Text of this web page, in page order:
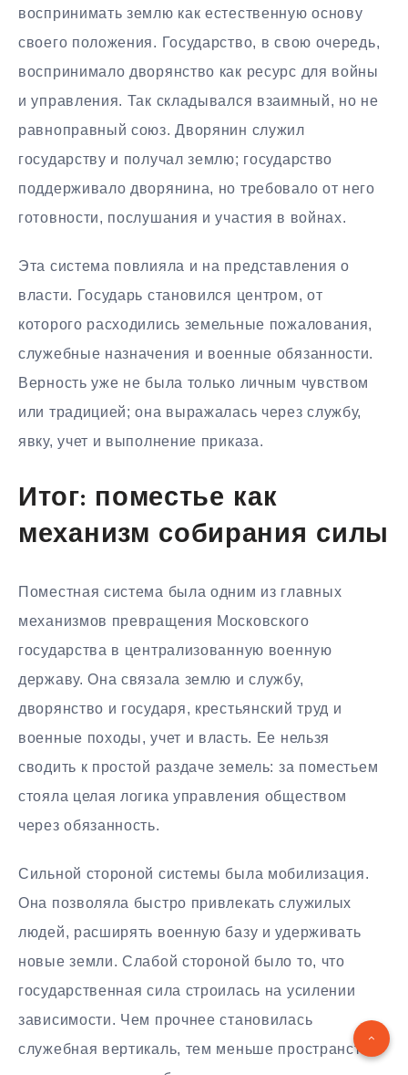
воспринимать землю как естественную основу
своего положения. Государство, в свою очередь,
воспринимало дворянство как ресурс для войны
и управления. Так складывался взаимный, но не
равноправный союз. Дворянин служил
государству и получал землю; государство
поддерживало дворянина, но требовало от него
готовности, послушания и участия в войнах.
Эта система повлияла и на представления о
власти. Государь становился центром, от
которого расходились земельные пожалования,
служебные назначения и военные обязанности.
Верность уже не была только личным чувством
или традицией; она выражалась через службу,
явку, учет и выполнение приказа.
Итог: поместье как
механизм собирания силы
Поместная система была одним из главных
механизмов превращения Московского
государства в централизованную военную
державу. Она связала землю и службу,
дворянство и государя, крестьянский труд и
военные походы, учет и власть. Ее нельзя
сводить к простой раздаче земель: за поместьем
стояла целая логика управления обществом
через обязанность.
Сильной стороной системы была мобилизация.
Она позволяла быстро привлекать служилых
людей, расширять военную базу и удерживать
новые земли. Слабой стороной было то, что
государственная сила строилась на усилении
зависимости. Чем прочнее становилась
служебная вертикаль, тем меньше пространства